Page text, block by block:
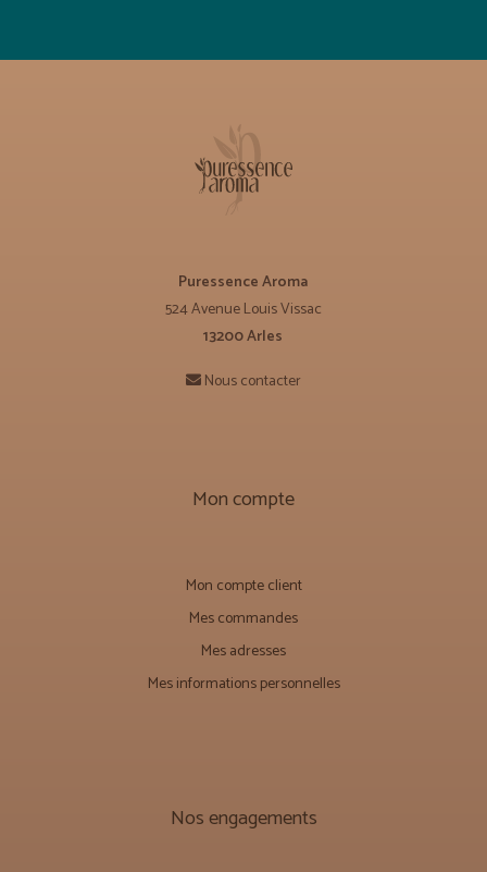
Puressence Aroma
524 Avenue Louis Vissac
13200 Arles
Nous contacter
Mon compte
Mon compte client
Mes commandes
Mes adresses
Mes informations personnelles
Nos engagements